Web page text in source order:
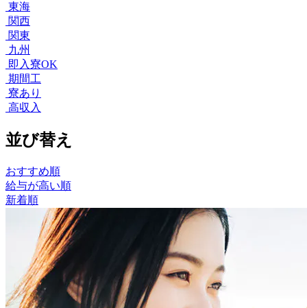
東海
関西
関東
九州
即入寮OK
期間工
寮あり
高収入
並び替え
おすすめ順
給与が高い順
新着順